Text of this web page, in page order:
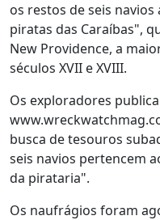
os restos de seis
piratas das Caraíbas",
New Providence, a
séculos XVII e XVIII.
Os exploradores
busca de tesouros
seis navios pertencem
da pirataria".
Os naufrágios foram